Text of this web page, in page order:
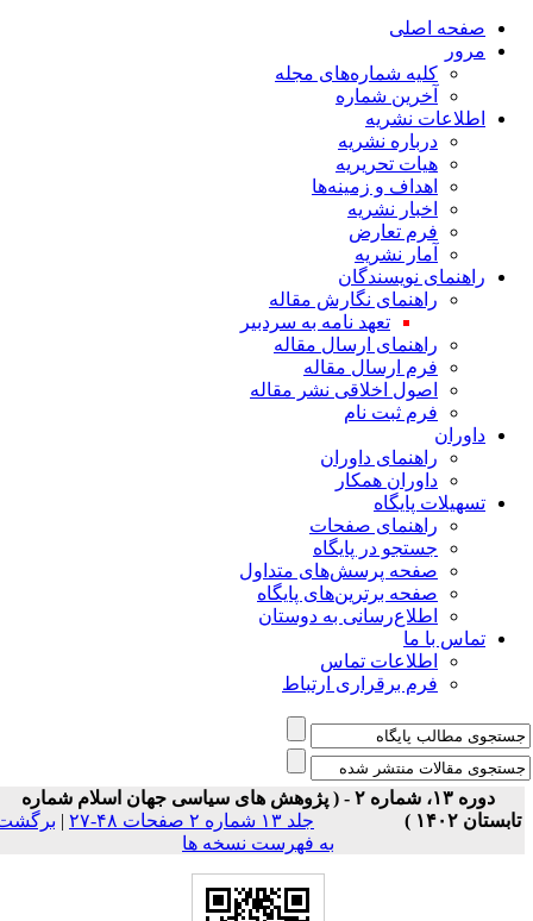
صفحه اصلی
مرور
کلیه شماره‌های مجله
آخرین شماره
اطلاعات نشریه
درباره نشریه
هیات تحریریه
اهداف و زمینه‌ها
اخبار نشریه
فرم تعارض
آمار نشریه
راهنمای نویسندگان
راهنمای نگارش مقاله
تعهد نامه به سردبیر
راهنمای ارسال مقاله
فرم ارسال مقاله
اصول اخلاقی نشر مقاله
فرم ثبت نام
داوران
راهنمای داوران
داوران همکار
تسهیلات پایگاه
راهنمای صفحات
جستجو در پایگاه
صفحه پرسش‌های متداول
صفحه برترین‌های پایگاه
اطلاع‌رسانی به دوستان
تماس با ما
اطلاعات تماس
فرم برقراری ارتباط
دوره ۱۳، شماره ۲ - ( پژوهش های سیاسی جهان اسلام شماره
۱۴۰۲ )
جلد ۱۳ شماره ۲ صفحات ۴۸-۲۷ |برگشت
به فهرست نسخه ها